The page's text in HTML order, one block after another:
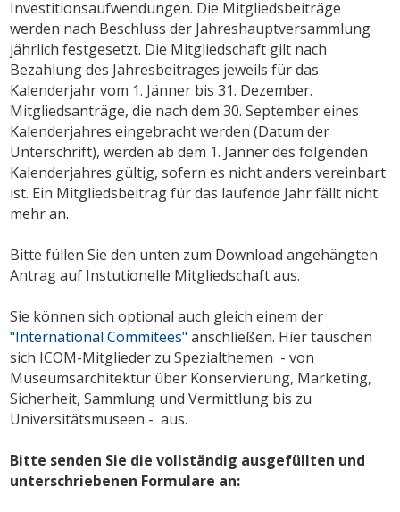
Investitionsaufwendungen. Die Mitgliedsbeiträge
werden nach Beschluss der Jahreshauptversammlung
jährlich festgesetzt. Die Mitgliedschaft gilt nach
Bezahlung des Jahresbeitrages jeweils für das
Kalenderjahr vom 1. Jänner bis 31. Dezember.
Mitgliedsanträge, die nach dem 30. September eines
Kalenderjahres eingebracht werden (Datum der
Unterschrift), werden ab dem 1. Jänner des folgenden
Kalenderjahres gültig, sofern es nicht anders vereinbart
ist. Ein Mitgliedsbeitrag für das laufende Jahr fällt nicht
mehr an.
Bitte füllen Sie den unten zum Download angehängten
Antrag auf Instutionelle Mitgliedschaft aus.
Sie können sich optional auch gleich einem der
"International Commitees" anschließen. Hier tauschen
sich ICOM-Mitglieder zu Spezialthemen - von
Museumsarchitektur über Konservierung, Marketing,
Sicherheit, Sammlung und Vermittlung bis zu
Universitätsmuseen - aus.
Bitte senden Sie die vollständig ausgefüllten und
unterschriebenen Formulare an: